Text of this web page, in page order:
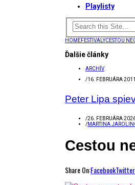
Playlisty
HOMEFESTIVALYCESTOU
Ďalšie články
ARCHÍV
/16. FEBRUÁRA 2011
Peter Lipa
/26. FEBRUÁRA
/MARTINA
Cestou
Share On:FacebookTwitter